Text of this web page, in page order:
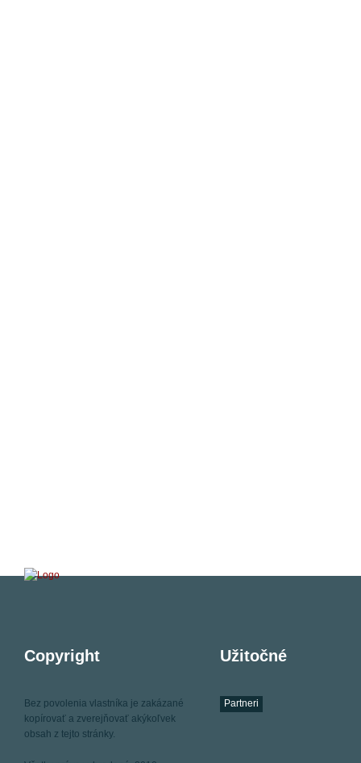
Copyright
Bez povolenia vlastníka je zakázané
kopírovať a zverejňovať akýkoľvek
obsah z tejto stránky.
Užitočné
Partneri